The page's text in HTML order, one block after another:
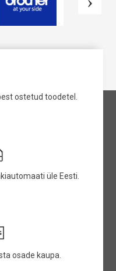
ostetud toodetel.
üle Eesti.
osade kaupa.